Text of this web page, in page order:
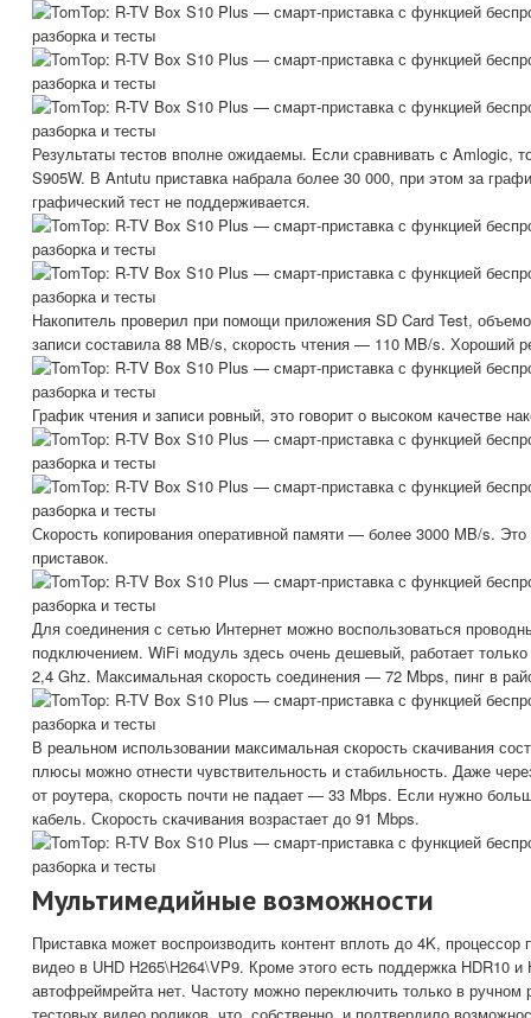
Результаты тестов вполне ожидаемы. Если сравнивать с Amlogic,
S905W. В Antutu приставка набрала более 30 000, при этом за
графический тест не поддерживается.
Накопитель проверил при помощи приложения SD Card Test,
записи составила 88 MB/s, скорость чтения — 110 MB/s. Хороший
График чтения и записи ровный, это говорит о высоком качестве
Скорость копирования оперативной памяти — более 3000 MB/s.
приставок.
Для соединения с сетью Интернет можно воспользоваться
подключением. WiFi модуль здесь очень дешевый, работает только
2,4 Ghz. Максимальная скорость соединения — 72 Mbps, пинг в
В реальном использовании максимальная скорость скачивания
плюсы можно отнести чувствительность и стабильность. Даже
от роутера, скорость почти не падает — 33 Mbps. Если нужно
кабель. Скорость скачивания возрастает до 91 Mbps.
Мультимедийные возможности
Приставка может воспроизводить контент вплоть до 4K,
видео в UHD H265\H264\VP9. Кроме этого есть поддержка HDR10
автофреймрейта нет. Частоту можно переключить только в ручном